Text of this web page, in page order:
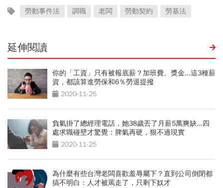
勞動事件法 調職 老闆 勞動契約 勞基法
延伸閱讀
你的「工資」只有被報底薪？加班費、獎金...這3種薪
資，都該算進勞保和6％勞退提撥
2020-11-25
負氣掛了總經理電話，她38歲丟了月薪5萬爽缺...四
處求職碰壁才驚覺：脾氣再硬，狠不過現實
2020-11-25
為什麼有些台灣老闆喜歡羞辱屬下？直到公司倒閉都
搞不明白：人才被罵走了，只剩下奴才